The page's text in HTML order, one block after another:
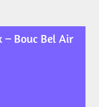
– Bouc Bel Air